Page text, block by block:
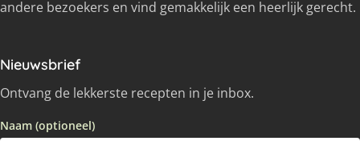
andere bezoekers en vind gemakkelijk een heerlijk gerecht.
Nieuwsbrief
Ontvang de lekkerste recepten in je inbox.
Naam (optioneel)